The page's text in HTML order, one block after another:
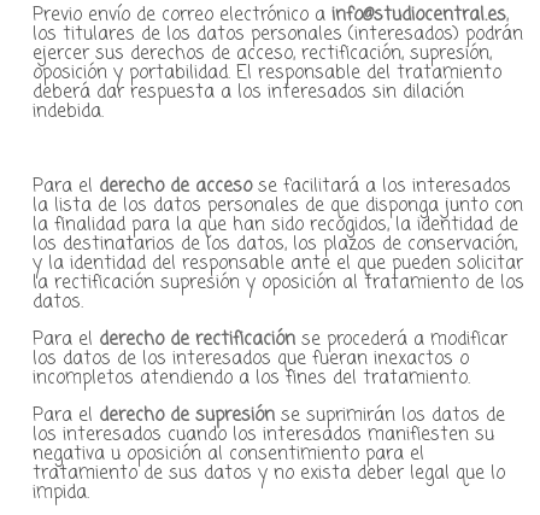
Previo envío de correo electrónico a info@studiocentral.es,
los titulares de los datos personales (interesados) podrán
ejercer sus derechos de acceso, rectificación, supresión,
oposición y portabilidad. El responsable del tratamiento
deberá dar respuesta a los interesados sin dilación
indebida.
Para el derecho de accesose facilitará a los interesados
la lista de los datos personales de que disponga junto con
la finalidad para la que han sido recogidos, la identidad de
los destinatarios de los datos, los plazos de conservación,
y la identidad del responsable ante el que pueden solicitar
la rectificación supresión y oposición al tratamiento de los
datos.
Para el derecho de rectificaciónse procederá a modificar
los datos de los interesados que fueran inexactos o
incompletos atendiendo a los fines del tratamiento.
Para el derecho de supresiónse suprimirán los datos de
los interesados cuando los interesados manifiesten su
negativa u oposición al consentimiento para el
tratamiento de sus datos y no exista deber legal que lo
impida.